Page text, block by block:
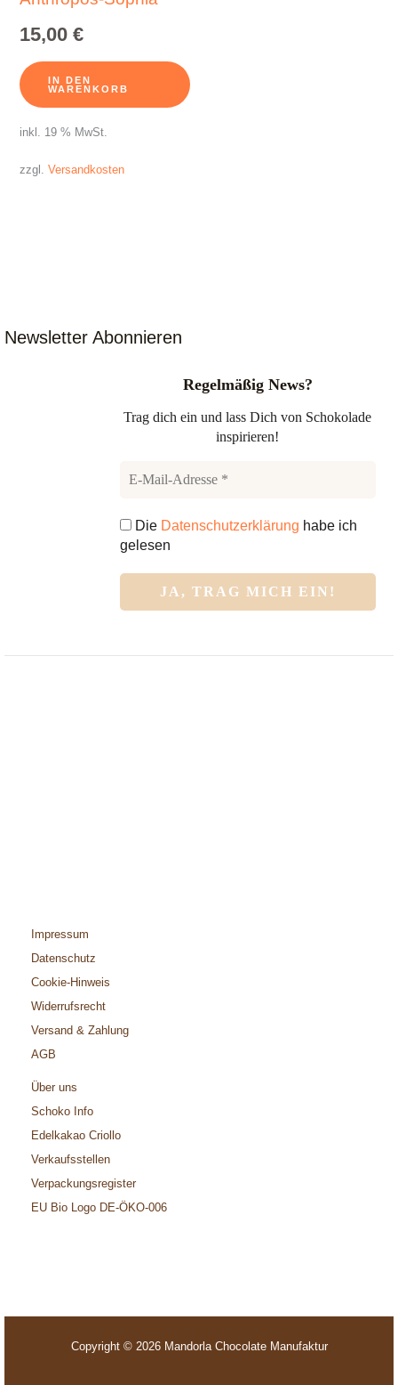
15,00€
IN DEN
WARENKORB
inkl. 19 % MwSt.
zzgl.Versandkosten
Newsletter Abonnieren
Regelmäßig News?
Trag dich ein und lass Dich von Schokolade
inspirieren!
Die Datenschutzerklärung habe ich
gelesen
Impressum
Datenschutz
Cookie-Hinweis
Widerrufsrecht
Versand & Zahlung
AGB
Über uns
Schoko Info
Edelkakao Criollo
Verkaufsstellen
Verpackungsregister
EU Bio Logo DE-ÖKO-006
Copyright © 2026 Mandorla Chocolate Manufaktur